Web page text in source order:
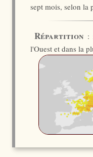
sept mois, selon la
Répartition :
l'Ouest et dans la